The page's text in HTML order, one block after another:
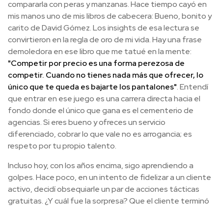
compararla con peras y manzanas. Hace tiempo cayó en
mis manos uno de mis libros de cabecera: Bueno, bonito y
carito de David Gómez. Los insights de esa lectura se
convirtieron en la regla de oro de mi vida. Hay una frase
demoledora en ese libro que me tatué en la mente:
"Competir por precio es una forma perezosa de
competir. Cuando no tienes nada más que ofrecer, lo
único que te queda es bajarte los pantalones". Entendí
que entrar en ese juego es una carrera directa hacia el
fondo donde el único que gana es el cementerio de
agencias. Si eres bueno y ofreces un servicio
diferenciado, cobrar lo que vale no es arrogancia; es
respeto por tu propio talento.
Incluso hoy, con los años encima, sigo aprendiendo a
golpes. Hace poco, en un intento de fidelizar a un cliente
activo, decidí obsequiarle un par de acciones tácticas
gratuitas. ¿Y cuál fue la sorpresa? Que el cliente terminó